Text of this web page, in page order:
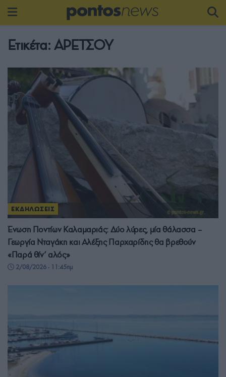
Ετικέτα: ΑΡΕΤΣΟΥ
ΕΚΔΗΛΩΣΕΙΣ
Ένωση Ποντίων Καλαμαριάς: Δύο λύρες, μία θάλασσα –
Γεωργία Νταγάκη και Αλέξης Παρχαρίδης θα βρεθούν
«Παρά θίν’ αλός»
2/08/2026 - 11:45πμ